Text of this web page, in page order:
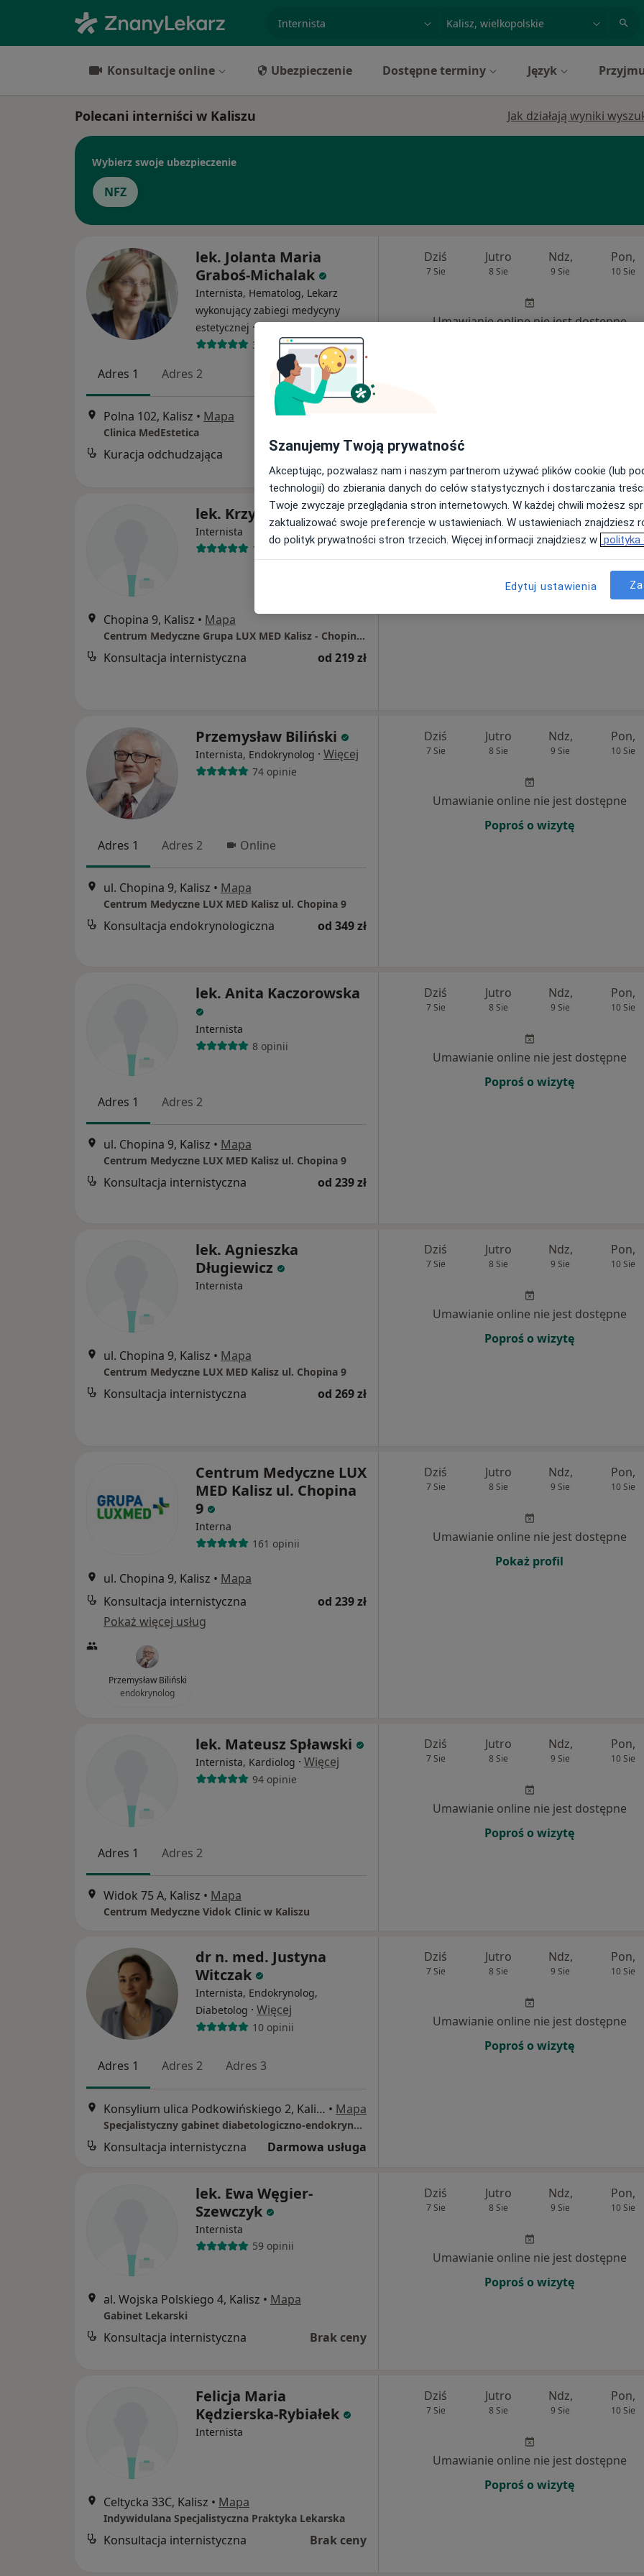
Konsultacje online Ubezpieczenie Dostępne terminy Język
Polecani interniści w Kaliszu Jak działają wyniki
Wybierz swoje ubezpieczenie
NFZ
lek. Jolanta Maria
Graboś-Michalak
Internista, Hematolog, Lekarz
wykonujący zabiegi medycyny
estetycznej ·Więcej
39 opinii
Adres 1 Adres 2
Polna 102, Kalisz • Mapa
Clinica MedEstetica
Kuracja odchudzająca Brak ceny
Dziś
7 Sie
Jutro
8 Sie
Ndz,
9 Sie
Pon,
10 Sie
Umawianie online nie jest dostępne
lek. Krzysztof Maślak
Internista
1 opinia
Chopina 9, Kalisz • Mapa
Centrum Medyczne Grupa LUX MED Kalisz - Chopina 9
Konsultacja internistyczna od 219 zł
Dziś
7 Sie
Jutro
8 Sie
Ndz,
9 Sie
Pon,
10 Sie
Przemysław Biliński
Internista, Endokrynolog · Więcej
74 opinie
Adres 1 Adres 2 Online
ul. Chopina 9, Kalisz • Mapa
Centrum Medyczne LUX MED Kalisz ul. Chopina 9
Konsultacja endokrynologiczna od 349 zł
Dziś
7 Sie
Jutro
8 Sie
Ndz,
9 Sie
Pon,
10 Sie
Umawianie online nie jest dostępne
Poproś o wizytę
lek. Anita Kaczorowska
Internista
8 opinii
Adres 1 Adres 2
ul. Chopina 9, Kalisz • Mapa
Centrum Medyczne LUX MED Kalisz ul. Chopina 9
Konsultacja internistyczna od 239 zł
Dziś
7 Sie
Jutro
8 Sie
Ndz,
9 Sie
Pon,
10 Sie
Umawianie online nie jest dostępne
Poproś o wizytę
lek. Agnieszka
Długiewicz
Internista
ul. Chopina 9, Kalisz • Mapa
Centrum Medyczne LUX MED Kalisz ul. Chopina 9
Konsultacja internistyczna od 269 zł
Dziś
7 Sie
Jutro
8 Sie
Ndz,
9 Sie
Pon,
10 Sie
Umawianie online nie jest dostępne
Poproś o wizytę
Centrum Medyczne LUX
MED Kalisz ul. Chopina
9
Interna
161 opinii
ul. Chopina 9, Kalisz • Mapa
Konsultacja internistyczna
od 239 zł
Pokaż więcej usług
Przemysław Biliński
endokrynolog
Dziś
7 Sie
Jutro
8 Sie
Ndz,
9 Sie
Pon,
10 Sie
Umawianie online nie jest dostępne
Pokaż profil
lek. Mateusz Spławski
Internista, Kardiolog · Więcej
94 opinie
Adres 1 Adres 2
Widok 75 A, Kalisz • Mapa
Centrum Medyczne Vidok Clinic w Kaliszu
Dziś
7 Sie
Jutro
8 Sie
Ndz,
9 Sie
Pon,
10 Sie
Umawianie online nie jest dostępne
Poproś o wizytę
dr n. med. Justyna
Witczak
Internista, Endokrynolog,
Diabetolog · Więcej
10 opinii
Adres 1 Adres 2 Adres 3
Konsylium ulica Podkowińskiego 2, Kalisz • Mapa
Specjalistyczny gabinet diabetologiczno-endokrynologiczny dr n. med. Justyna Witczak
Konsultacja internistyczna Darmowa usługa
Dziś
7 Sie
Jutro
8 Sie
Ndz,
9 Sie
Pon,
10 Sie
Umawianie online nie jest dostępne
Poproś o wizytę
lek. Ewa Węgier-
Szewczyk
Internista
59 opinii
al. Wojska Polskiego 4, Kalisz • Mapa
Gabinet Lekarski
Konsultacja internistyczna Brak ceny
Dziś
7 Sie
Jutro
8 Sie
Ndz,
9 Sie
Pon,
10 Sie
Umawianie online nie jest dostępne
Poproś o wizytę
Felicja Maria
Kędzierska-Rybiałek
Internista
Celtycka 33C, Kalisz • Mapa
Indywidulana Specjalistyczna Praktyka Lekarska
Konsultacja internistyczna Brak ceny
Dziś
7 Sie
Jutro
8 Sie
Ndz,
9 Sie
Pon,
10 Sie
Umawianie online nie jest dostępne
Poproś o wizytę
Szanujemy Twoją prywatność
Akceptując, pozwalasz nam i naszym partnerom używać plików cookie (lub
technologii) do zbierania danych do celów statystycznych i dostarczania
Twoje zwyczaje przeglądania stron internetowych. W każdej chwili możesz
zaktualizować swoje preferencje w ustawieniach. W ustawieniach znajdziesz
do polityk prywatności stron trzecich. Więcej informacji znajdziesz w polityka
Edytuj ustawienia